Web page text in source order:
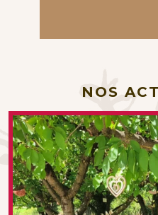
NOS